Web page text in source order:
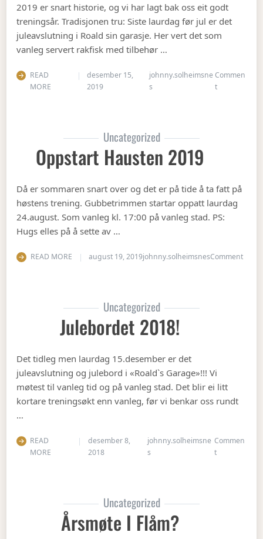
2019 er snart historie, og vi har lagt bak oss eit godt
treningsår. Tradisjonen tru: Siste laurdag før jul er det
juleavslutning i Roald sin garasje. Her vert det som
vanleg servert rakfisk med tilbehør …
READ
MORE
desember 15,
2019
johnny.solheimsne
s
Commen
ton
Uncategorized
Oppstart Hausten 2019
Då er sommaren snart over og det er på tide å ta fatt på
høstens trening. Gubbetrimmen startar oppatt laurdag
24.august. Som vanleg kl. 17:00 på vanleg stad. PS:
Hugs elles på å sette av …
READ MORE august 19, 2019johnny.solheimsnesCommenton
Uncategorized
Julebordet 2018!
Det tidleg men laurdag 15.desember er det
juleavslutning og julebord i «Roald`s Garage»!!! Vi
møtest til vanleg tid og på vanleg stad. Det blir ei litt
kortare treningsøkt enn vanleg, før vi benkar oss rundt
…
READ
MORE
desember 8,
2018
johnny.solheimsne
s
Commen
ton Julebordet
Uncategorized
Årsmøte I Flåm?